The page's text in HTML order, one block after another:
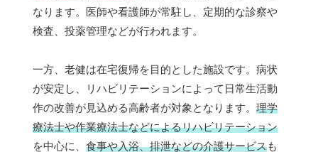
なります。医師や看護師が常駐し、定期的な診察や
検査、投薬管理などが行われます。
一方、老健は在宅復帰を目的とした施設です。病状
が安定し、リハビリテーションによって日常生活動
作の改善が見込める高齢者が対象となります。 理学
療法士や作業療法士などによるリハビリテーション
を中心に、 食事や入浴、排泄などの介護サービスも